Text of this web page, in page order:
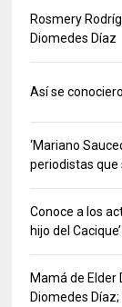
Rosmery
Diomedes Díaz
Así se
‘Mariano
periodistas que
Conoce a los
hijo del Cacique’
Mamá de Elder
Diomedes